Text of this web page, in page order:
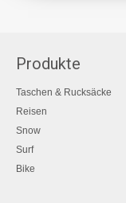
Produkte
Taschen & Rucksäcke
Reisen
Snow
Surf
Bike